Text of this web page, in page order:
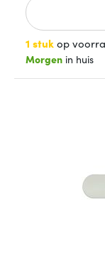
1 stukop
Morgen in huis